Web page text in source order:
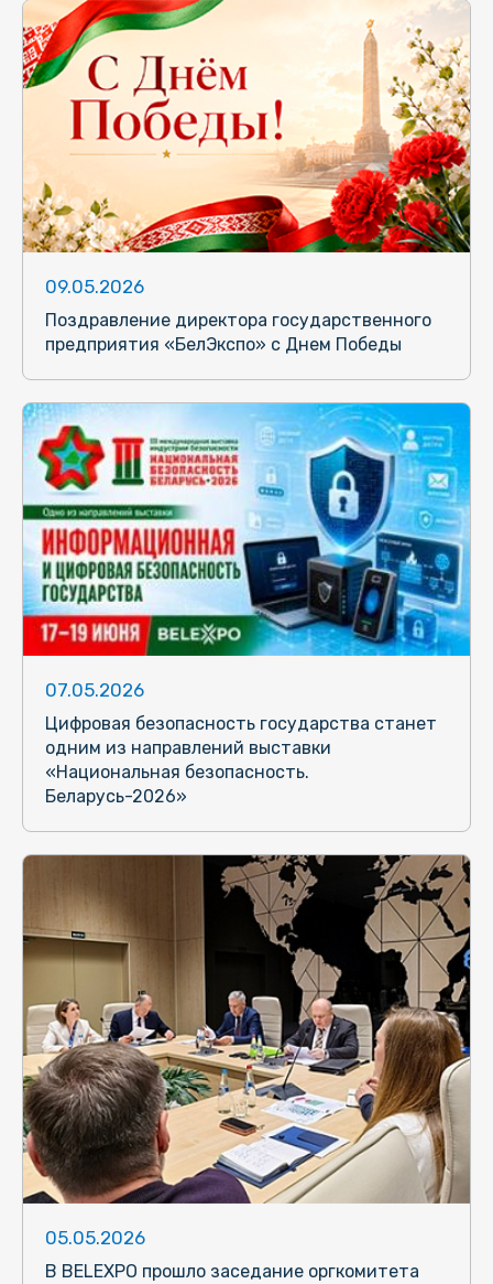
09.05.2026
Поздравление директора государственного
предприятия «БелЭкспо» с Днем Победы
07.05.2026
Цифровая безопасность государства станет
одним из направлений выставки
«Национальная безопасность.
Беларусь-2026»
05.05.2026
В BELEXPO прошло заседание оргкомитета